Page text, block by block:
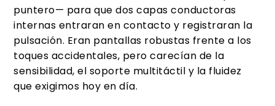
puntero— para que dos capas conductoras
internas entraran en contacto y registraran la
pulsación. Eran pantallas robustas frente a los
toques accidentales, pero carecían de la
sensibilidad, el soporte multitáctil y la fluidez
que exigimos hoy en día.